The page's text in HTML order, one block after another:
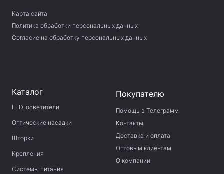
Карта сайта
Политика обработки персональных данных
Согласие на обработку персональных данных
Каталог
LED-осветители
Оптические насадки
Шторки
Крепления
Системы питания
Покупателю
Помощь в Телеграмм
Контакты
Доставка и оплата
Оптовым клиентам
О компании